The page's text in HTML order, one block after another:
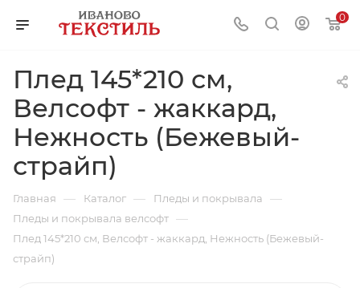
0
Плед 145*210 см,
Велсофт - жаккард,
Нежность (Бежевый-
страйп)
Главная — Каталог — Пледы и покрывала —
Пледы и покрывала велсофт —
Плед 145*210 см, Велсофт - жаккард, Нежность (Бежевый-
страйп)